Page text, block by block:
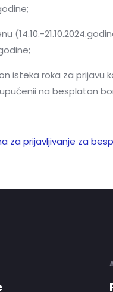
(14.10.-
isteka roka za
na besplatan
za prijavljivanje za